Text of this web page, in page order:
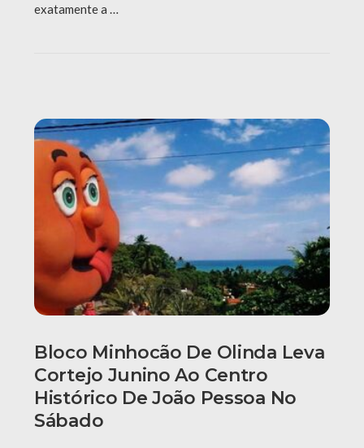
exatamente a …
Bloco Minhocão De Olinda Leva
Cortejo Junino Ao Centro
Histórico De João Pessoa No
Sábado